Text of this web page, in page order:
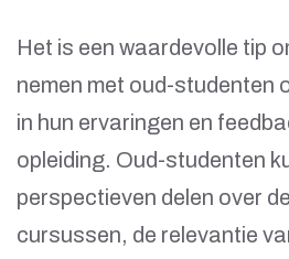
Het is een waardevolle tip
nemen met oud-studenten
in hun ervaringen en
opleiding. Oud-studenten
perspectieven delen over
cursussen, de relevantie